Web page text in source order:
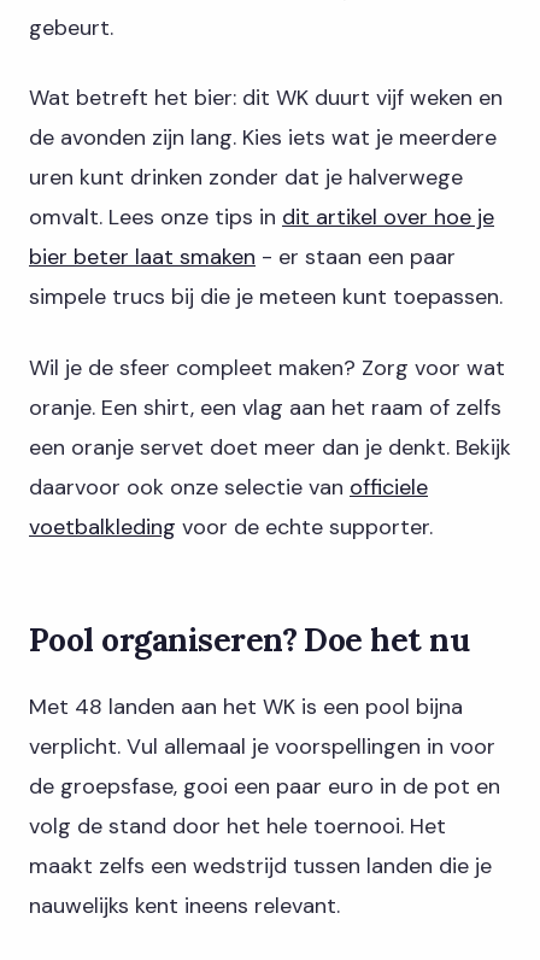
gebeurt.
Wat betreft het bier: dit WK duurt vijf weken en
de avonden zijn lang. Kies iets wat je meerdere
uren kunt drinken zonder dat je halverwege
omvalt. Lees onze tips in dit artikel over hoe je
bier beter laat smaken - er staan een paar
simpele trucs bij die je meteen kunt toepassen.
Wil je de sfeer compleet maken? Zorg voor wat
oranje. Een shirt, een vlag aan het raam of zelfs
een oranje servet doet meer dan je denkt. Bekijk
daarvoor ook onze selectie van officiele
voetbalkleding voor de echte supporter.
Pool organiseren? Doe het nu
Met 48 landen aan het WK is een pool bijna
verplicht. Vul allemaal je voorspellingen in voor
de groepsfase, gooi een paar euro in de pot en
volg de stand door het hele toernooi. Het
maakt zelfs een wedstrijd tussen landen die je
nauwelijks kent ineens relevant.